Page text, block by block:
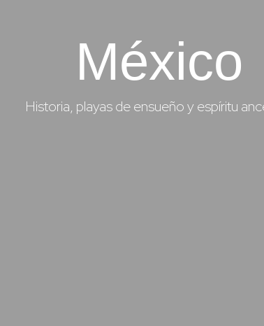
México
Historia, playas de ensueño y espíritu